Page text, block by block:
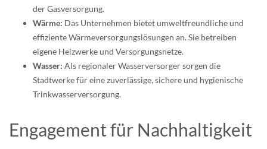
der Gasversorgung.
Wärme: Das Unternehmen bietet umweltfreundliche und
effiziente Wärmeversorgungslösungen an. Sie betreiben
eigene Heizwerke und Versorgungsnetze.
Wasser: Als regionaler Wasserversorger sorgen die
Stadtwerke für eine zuverlässige, sichere und hygienische
Trinkwasserversorgung.
Engagement für Nachhaltigkeit